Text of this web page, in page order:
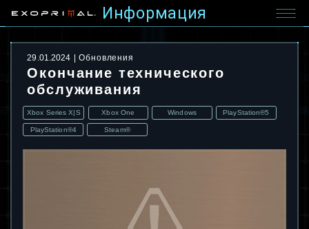
Информация
29.01.2024 Обновления
Окончание технического
обслуживания
Xbox Series X|S Xbox One Windows PlayStation®5
PlayStation®4 Steam®